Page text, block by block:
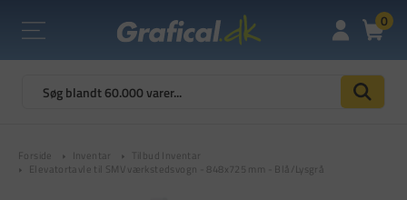
0
Forside Inventar
Tilbud Inventar
Elevatortavle til SMV værkstedsvogn - 848x725 mm - Blå/Lysgrå